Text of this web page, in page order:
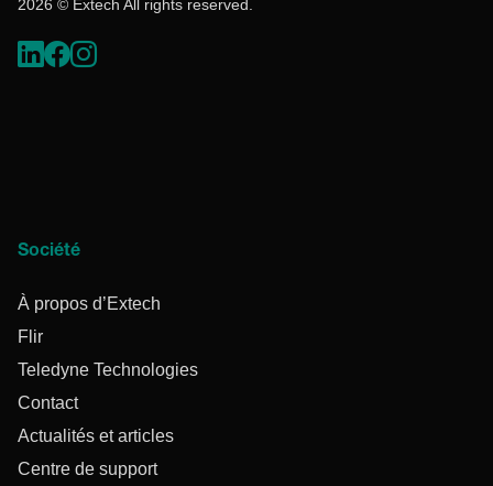
2026 © Extech All rights reserved.
Société
À propos d’Extech
Flir
Teledyne Technologies
Contact
Actualités et articles
Centre de support